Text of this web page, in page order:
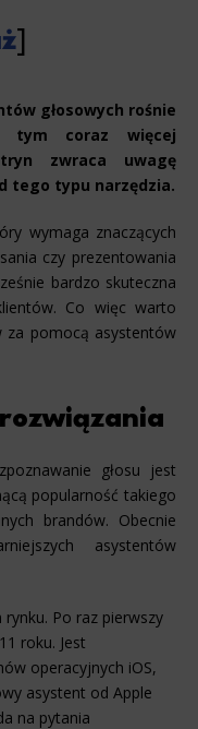
głosowych rośnie
tym coraz więcej
zwraca uwagę
tego typu narzędzia.
wymaga znaczących
czy prezentowania
bardzo skuteczna
Co więc warto
za pomocą asystentów
głosu jest
popularność takiego
brandów. Obecnie
asystentów
Po raz pierwszy
roku. Jest
operacyjnych iOS,
asystent od Apple
na pytania